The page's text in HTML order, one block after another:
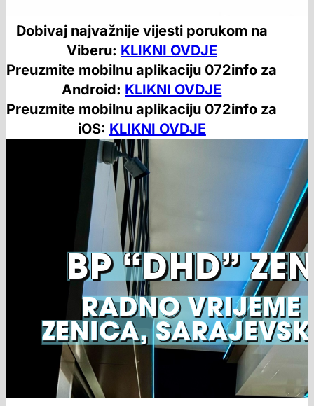
Dobivaj najvažnije vijesti porukom na
Viberu: KLIKNI OVDJE
Preuzmite mobilnu aplikaciju 072info za
Android: KLIKNI OVDJE
Preuzmite mobilnu aplikaciju 072info za
iOS: KLIKNI OVDJE